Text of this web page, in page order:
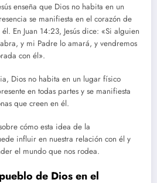
enseña que Dios no habita en un
se manifiesta en el corazón de
En Juan 14:23, Jesús dice: «Si alguien
y mi Padre lo amará, y vendremos
con él».
Dios no habita en un lugar físico
en todas partes y se manifiesta
que creen en él.
cómo esta idea de la
influir en nuestra relación con él y
el mundo que nos rodea.
de Dios en el